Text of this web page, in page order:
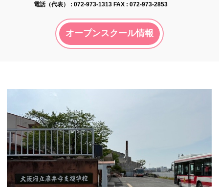
電話（代表） : 072-973-1313 FAX : 072-973-2853
オープンスクール情報